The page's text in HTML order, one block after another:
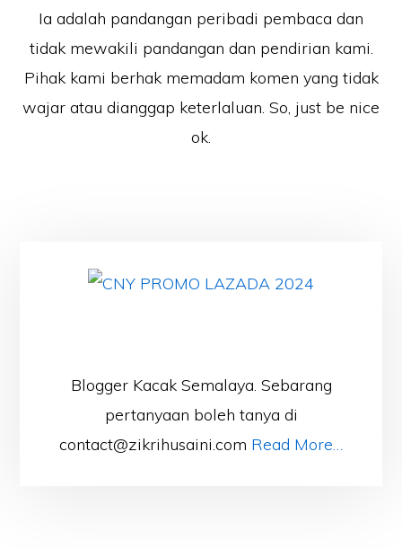
Ia adalah pandangan peribadi pembaca dan
tidak mewakili pandangan dan pendirian kami.
Pihak kami berhak memadam komen yang tidak
wajar atau dianggap keterlaluan. So, just be nice
ok.
Blogger Kacak Semalaya. Sebarang
pertanyaan boleh tanya di
contact@zikrihusaini.com Read More…